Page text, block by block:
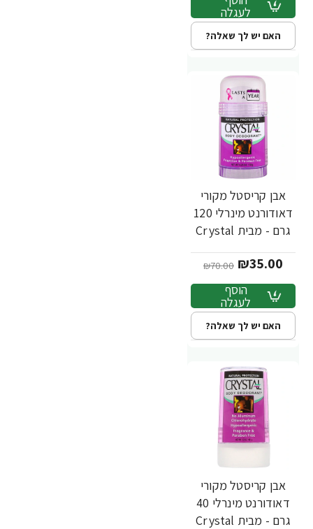
לעגלה
האם יש לך שאלה?
-50%
אבן קריסטל מקורי
דאודורנט מינרלי 120
גרם - מבית Crystal
₪35.00
₪70.00
הוסף
לעגלה
האם יש לך שאלה?
-50%
אבן קריסטל מקורי
דאודורנט מינרלי 40
גרם - מבית Crystal